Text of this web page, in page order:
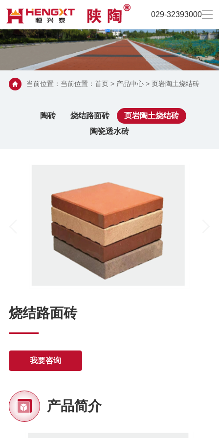
029-32393000
当前位置：当前位置： 首页> 产品中心> 页岩陶土烧结砖
陶砖 烧结路面砖
页岩陶土烧结砖
陶瓷透水砖
烧结路面砖
我要咨询
产品简介